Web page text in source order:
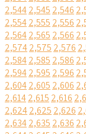
2,5442,545 2,546
2,5542,555 2,556
2,5642,565 2,566
2,5742,575 2,576
2,5842,585 2,586
2,5942,595 2,596
2,6042,605 2,606
2,6142,615 2,616
2,6242,625 2,626
2,6342,635 2,636